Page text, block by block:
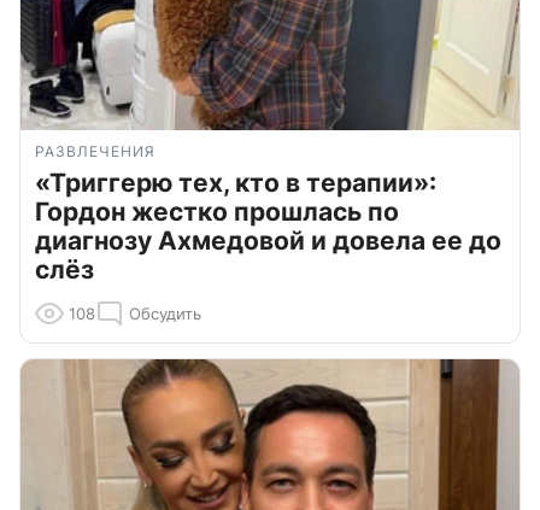
РАЗВЛЕЧЕНИЯ
«Триггерю тех, кто в терапии»:
Гордон жестко прошлась по
диагнозу Ахмедовой и довела ее до
слёз
108 Обсудить